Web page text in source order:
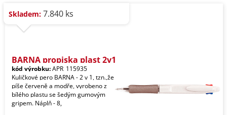
Skladem: 7.840 ks
BARNA propiska plast 2v1
kód výrobku:APR_115935
Kuličkové pero BARNA - 2 v 1, tzn.,že
píše červeně a modře, vyrobeno z
bílého plastu se šedým gumovým
gripem. Náplň - 8,